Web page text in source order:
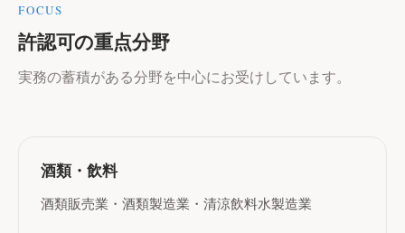
FOCUS
許認可の重点分野
実務の蓄積がある分野を中心にお受けしています。
酒類・飲料
酒類販売業・酒類製造業・清涼飲料水製造業